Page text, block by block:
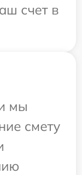
счет в
мы
смету